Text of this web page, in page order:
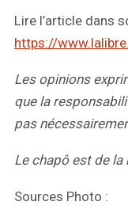
Lire l’article dans
https://
Les opinions
que la
pas
Le chapô est de
Sources Photo :